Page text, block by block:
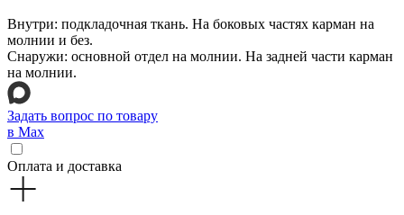
Внутри: подкладочная ткань. На боковых частях карман на
молнии и без.
Снаружи: основной отдел на молнии. На задней части карман
на молнии.
Задать вопрос по товару
в Max
Оплата и доставка